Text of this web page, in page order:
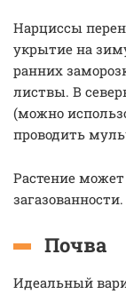
Нарциссы
укрытие на
ранних
листвы. В
(можно
проводить
Растение может
загазованности.
Почва
Идеальный